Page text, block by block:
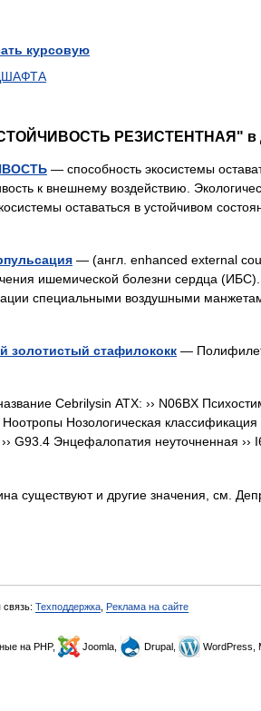
курсовую
РЕЗИСТЕНТНАЯ" в
— способность экосистемы
к внешнему воздействию.
оставаться в устойчивом
— (англ. enhanced external
ишемической болезни сердца
специальными воздушными
золотистый стафилококк —
Cebrilysin АТХ: ›› N06BX
Нозологическая
G93.4 Энцефалопатия неуточненная
существуют и другие значения, см.
Техподдержка Реклама на сайте
на PHP, Joomla, Drupal, WordPress,